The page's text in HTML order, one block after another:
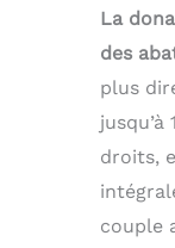
La
des
plus
droits,
couple